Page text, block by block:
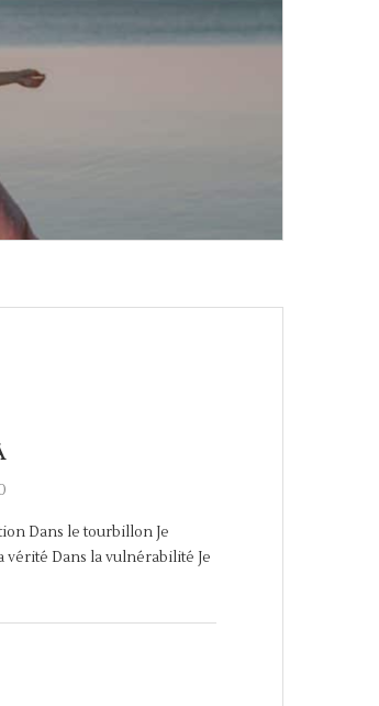
Dans le tourbillon Je
vérité Dans la vulnérabilité Je